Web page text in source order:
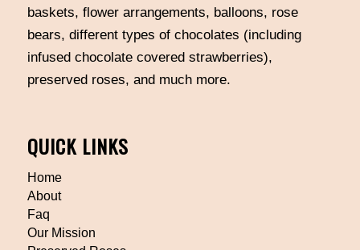
baskets, flower arrangements, balloons, rose
bears, different types of chocolates (including
infused chocolate covered strawberries),
preserved roses, and much more.
QUICK LINKS
Home
About
Faq
Our Mission